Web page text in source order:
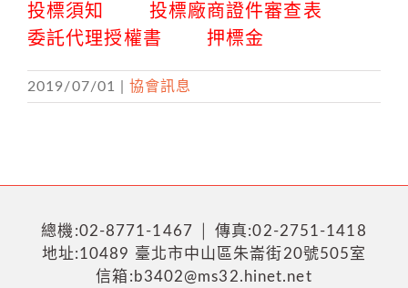
投標須知
投標廠商證件審查表
委託代理授權書
押標金
2019/07/01 協會訊息
總機:02-8771-1467 │ 傳真:02-2751-1418
地址:10489 臺北市中山區朱崙街20號505室
信箱:b3402@ms32.hinet.net